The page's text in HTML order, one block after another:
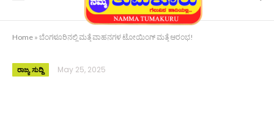
Home » ಬೆಂಗಳೂರಿನಲ್ಲಿ ಮತ್ತೆ ವಾಹನಗಳ ಟೋಯಿಂಗ್​ ಮತ್ತೆ ಆರಂಭ!
ರಾಜ್ಯ ಸುದ್ದಿ May 25, 2025